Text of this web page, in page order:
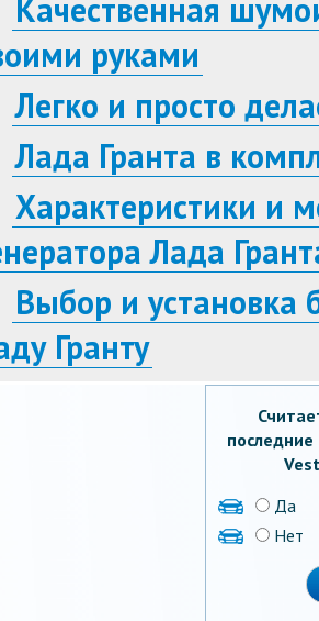
Качественная
руками
Легко и просто
Лада Гранта в
Характеристики и
Лада
Выбор и установка
Гранту
Да
Нет